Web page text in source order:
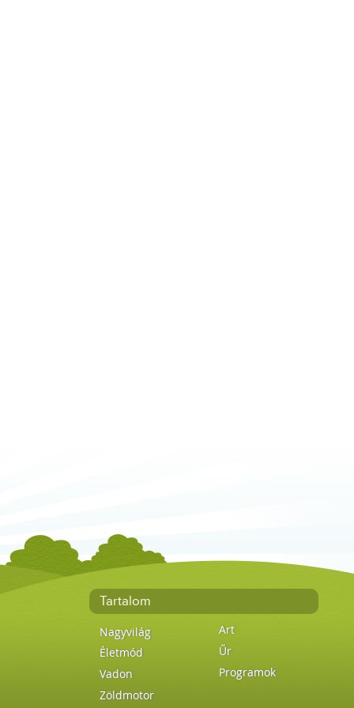
Tartalom
Nagyvilág
Életmód
Vadon
Zöldmotor
Art
Űr
Programok